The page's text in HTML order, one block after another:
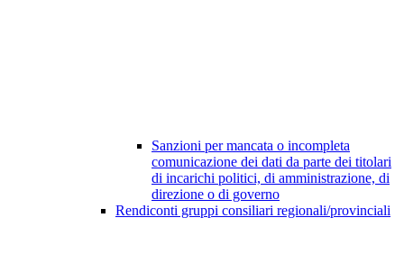
Sanzioni per mancata o incompleta
comunicazione dei dati da parte dei titolari
di incarichi politici, di amministrazione, di
direzione o di governo
Rendiconti gruppi consiliari regionali/provinciali